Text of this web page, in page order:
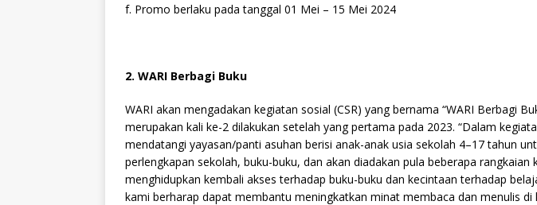
f. Promo berlaku pada tanggal 01 Mei – 15 Mei 2024
2. WARI Berbagi Buku
WARI akan mengadakan kegiatan sosial (CSR) yang bernama “WARI Berbagi
merupakan kali ke-2 dilakukan setelah yang pertama pada 2023. “Dalam
mendatangi yayasan/panti asuhan berisi anak-anak usia sekolah 4–17 tahun
perlengkapan sekolah, buku-buku, dan akan diadakan pula beberapa rangkaian
menghidupkan kembali akses terhadap buku-buku dan kecintaan terhadap
kami berharap dapat membantu meningkatkan minat membaca dan menulis di